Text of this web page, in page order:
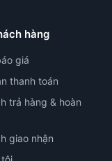
hàng
giá
thanh toán
trả hàng & hoàn
giao nhận